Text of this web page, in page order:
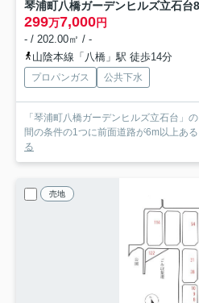
琴浦町八橋ガーデンヒルズ立石台
299万7,000円
- / 202.00㎡ / -
山陰本線「八橋」駅 徒歩14分
プロパンガス 公共下水
「琴浦町八橋ガーデンヒルズ立石台」
間の条件の1つに前面道路が6m以上あ
る
売地